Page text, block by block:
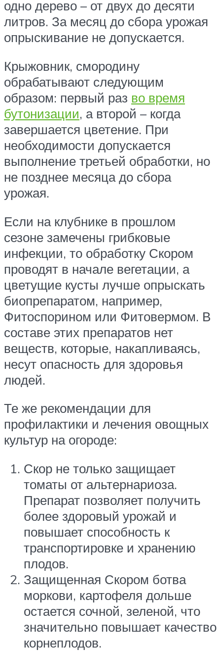
одно дерево – от двух до десяти
литров. За месяц до сбора урожая
опрыскивание не допускается.
Крыжовник, смородину
обрабатывают следующим
образом: первый раз во время
бутонизации, а второй – когда
завершается цветение. При
необходимости допускается
выполнение третьей обработки, но
не позднее месяца до сбора
урожая.
Если на клубнике в прошлом
сезоне замечены грибковые
инфекции, то обработку Скором
проводят в начале вегетации, а
цветущие кусты лучше опрыскать
биопрепаратом, например,
Фитоспорином или Фитовермом. В
составе этих препаратов нет
веществ, которые, накапливаясь,
несут опасность для здоровья
людей.
Те же рекомендации для
профилактики и лечения овощных
культур на огороде:
Скор не только защищает
томаты от альтернариоза.
Препарат позволяет получить
более здоровый урожай и
повышает способность к
транспортировке и хранению
плодов.
Защищенная Скором ботва
моркови, картофеля дольше
остается сочной, зеленой, что
значительно повышает качество
корнеплодов.